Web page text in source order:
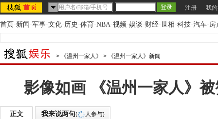
注册 我
首页-新闻-军事-文化-历史-体育-NBA-视频-娱谈-财经-世相-科技-汽车-房
> 《温州一家人》 > 《温州一家人》新闻
影像如画 《温州一家人》
正文 我来说两句( 人参与)